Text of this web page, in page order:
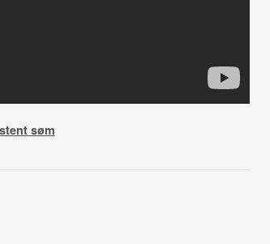
søm